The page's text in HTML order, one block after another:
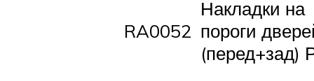
RA0052
Накладки на
пороги
(перед+зад)